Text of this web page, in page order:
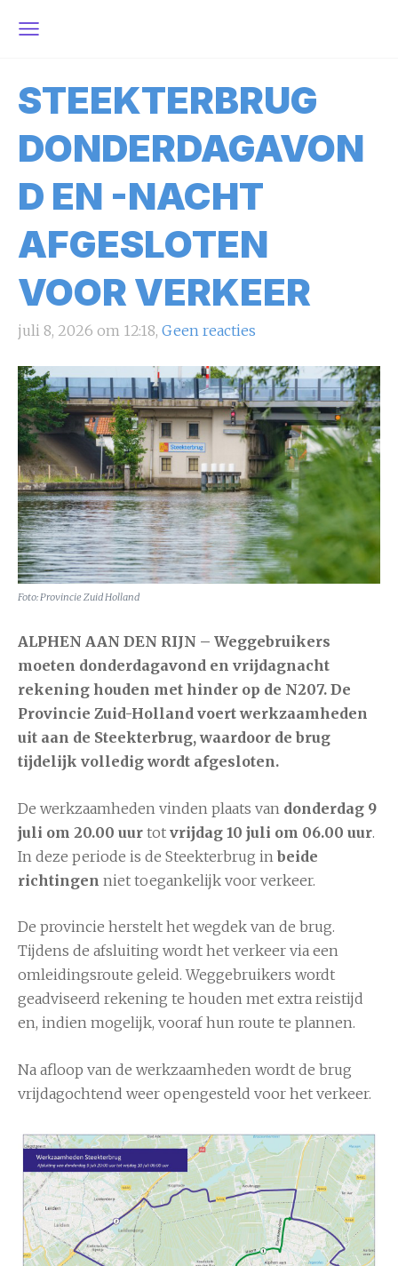
STEEKTERBRUG
DONDERDAGAVON
D EN -NACHT
AFGESLOTEN
VOOR VERKEER
juli 8, 2026 om 12:18, Geen reacties
Foto: Provincie Zuid Holland
ALPHEN AAN DEN RIJN – Weggebruikers
moeten donderdagavond en vrijdagnacht
rekening houden met hinder op de N207. De
Provincie Zuid-Holland voert werkzaamheden
uit aan de Steekterbrug, waardoor de brug
tijdelijk volledig wordt afgesloten.
De werkzaamheden vinden plaats van donderdag 9
juli om 20.00 uur tot vrijdag 10 juli om 06.00 uur.
In deze periode is de Steekterbrug in beide
richtingen niet toegankelijk voor verkeer.
De provincie herstelt het wegdek van de brug.
Tijdens de afsluiting wordt het verkeer via een
omleidingsroute geleid. Weggebruikers wordt
geadviseerd rekening te houden met extra reistijd
en, indien mogelijk, vooraf hun route te plannen.
Na afloop van de werkzaamheden wordt de brug
vrijdagochtend weer opengesteld voor het verkeer.